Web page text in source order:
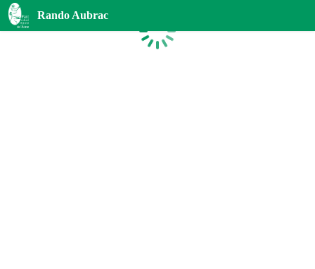
Rando Aubrac
Chargement